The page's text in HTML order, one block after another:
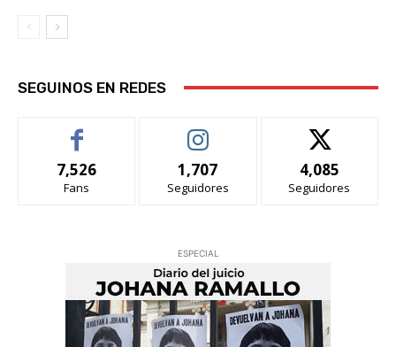
SEGUINOS EN REDES
7,526
Fans
1,707
Seguidores
4,085
Seguidores
ESPECIAL